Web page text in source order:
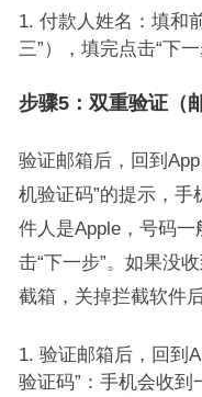
付款人姓名：填和
三”），填完点击“下一
步骤5：双重验证（
验证邮箱后，回到
机验证码”的提示，
件人是Apple，号码
击“下一步”。如果没
截箱，关掉拦截软件
验证邮箱后，回到
验证码”：手机会收到